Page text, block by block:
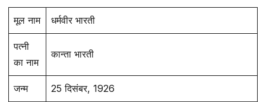
मूल नाम धर्मवीर भारती
पत्नी
का नाम
कान्ता भारती
जन्म 25 दिसंबर, 1926